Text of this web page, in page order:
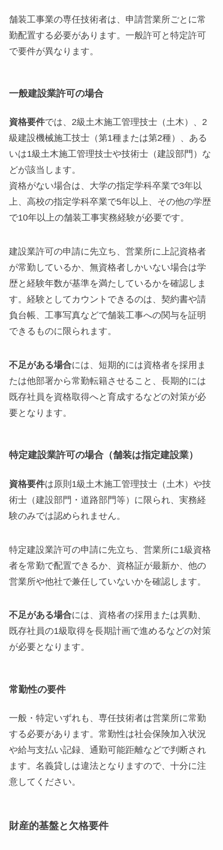
舗装工事業の専任技術者は、申請営業所ごとに常
勤配置する必要があります。一般許可と特定許可
で要件が異なります。
一般建設業許可の場合
資格要件では、2級土木施工管理技士（土木）、2
級建設機械施工技士（第1種または第2種）、ある
いは1級土木施工管理技士や技術士（建設部門）な
どが該当します。
資格がない場合は、大学の指定学科卒業で3年以
上、高校の指定学科卒業で5年以上、その他の学歴
で10年以上の舗装工事実務経験が必要です。
建設業許可の申請に先立ち、営業所に上記資格者
が常勤しているか、無資格者しかいない場合は学
歴と経験年数が基準を満たしているかを確認しま
す。経験としてカウントできるのは、契約書や請
負台帳、工事写真などで舗装工事への関与を証明
できるものに限られます。
不足がある場合には、短期的には資格者を採用ま
たは他部署から常勤転籍させること、長期的には
既存社員を資格取得へと育成するなどの対策が必
要となります。
特定建設業許可の場合（舗装は指定建設業）
資格要件は原則1級土木施工管理技士（土木）や技
術士（建設部門・道路部門等）に限られ、実務経
験のみでは認められません。
特定建設業許可の申請に先立ち、営業所に1級資格
者を常勤で配置できるか、資格証が最新か、他の
営業所や他社で兼任していないかを確認します。
不足がある場合には、資格者の採用または異動、
既存社員の1級取得を長期計画で進めるなどの対策
が必要となります。
常勤性の要件
一般・特定いずれも、専任技術者は営業所に常勤
する必要があります。常勤性は社会保険加入状況
や給与支払い記録、通勤可能距離などで判断され
ます。名義貸しは違法となりますので、十分に注
意してください。
財産的基盤と欠格要件